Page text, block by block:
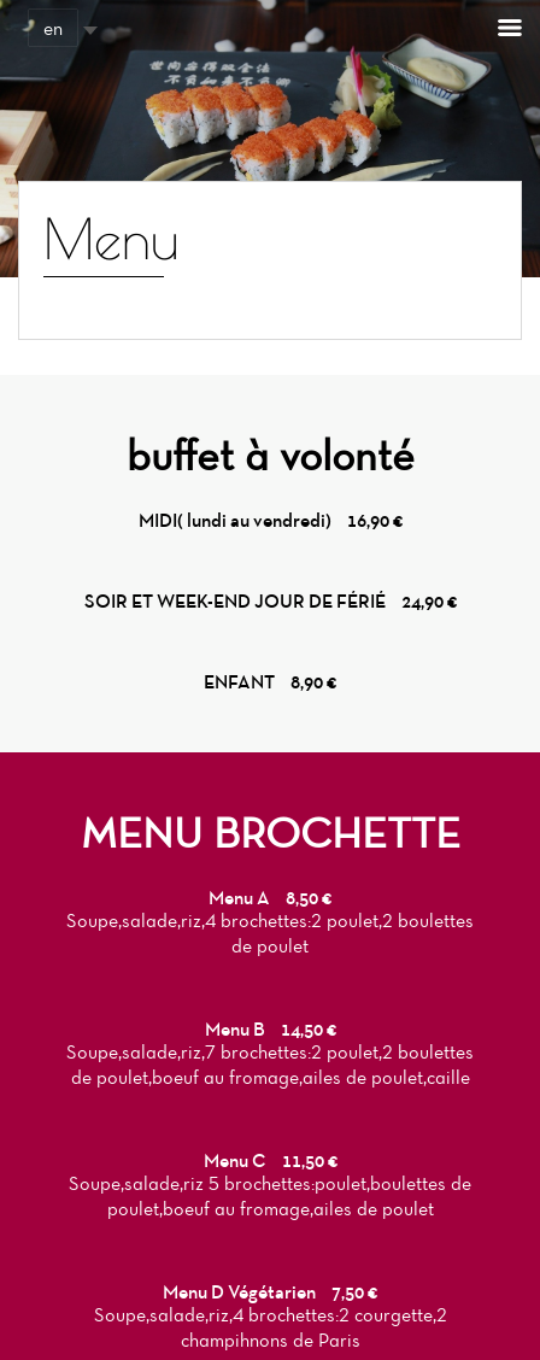
en
Menu
buffet à volonté
MIDI( lundi au vendredi) 16,90 €
SOIR ET WEEK-END JOUR DE FÉRIÉ 24,90 €
ENFANT 8,90 €
MENU BROCHETTE
Menu A
8,50 €
Soupe,salade,riz,4 brochettes:2 poulet,2 boulettes
de poulet
Menu B
14,50 €
Soupe,salade,riz,7 brochettes:2 poulet,2 boulettes
de poulet,boeuf au fromage,ailes de poulet,caille
Menu C
11,50 €
Soupe,salade,riz 5 brochettes:poulet,boulettes de
poulet,boeuf au fromage,ailes de poulet
Menu D Végétarien
7,50 €
Soupe,salade,riz,4 brochettes:2 courgette,2
champihnons de Paris
Cookies management panel